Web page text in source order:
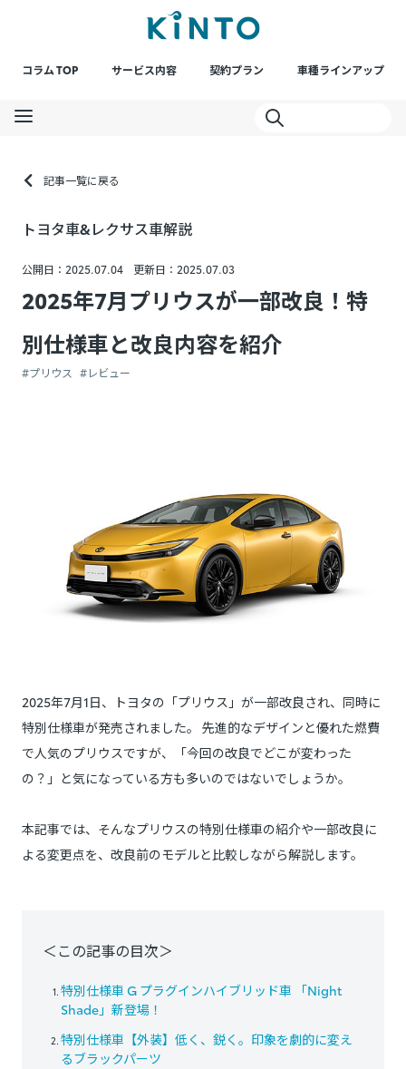
コラム TOP サービス内容 契約プラン 車種ラインアップ
記事一覧に戻る
トヨタ車&レクサス車解説
公開日：2025.07.04 更新日：2025.07.03
2025年7月プリウスが一部改良！特
別仕様車と改良内容を紹介
#プリウス #レビュー
2025年7月1日、トヨタの「プリウス」が一部改良され、同時に
特別仕様車が発売されました。 先進的なデザインと優れた燃費
で人気のプリウスですが、「今回の改良でどこが変わった
の？」と気になっている方も多いのではないでしょうか。
本記事では、そんなプリウスの特別仕様車の紹介や一部改良に
よる変更点を、改良前のモデルと比較しながら解説します。
＜この記事の目次＞
特別仕様車 G プラグインハイブリッド車 「Night
Shade」新登場！
特別仕様車【外装】低く、鋭く。印象を劇的に変え
るブラックパーツ